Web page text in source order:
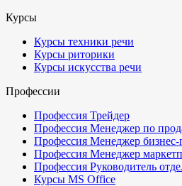
Курсы
Курсы техники речи
Курсы риторики
Курсы искусства речи
Профессии
Профессия Трейдер
Профессия Менеджер по
Профессия Менеджер бизнес-
Профессия Менеджер
Профессия Руководитель
Курсы MS Office